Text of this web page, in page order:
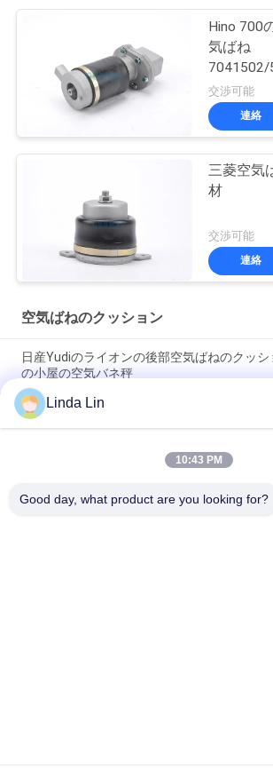
Hino 700
気ばね
交渉可能
連絡
三菱空気
材
交渉可能
連絡
空気ばねのクッション
日産Yudiのライオンの後部空気ばねのクッ
の小屋の空気バネ秤
95148-00Z17小屋の空気ばねの日産Yudiのラ
衝撃吸収材
日産は運転者のための袖のタイプ圧延の丸い
Linda Lin
10:43 PM
Good day, what product are you looking for?